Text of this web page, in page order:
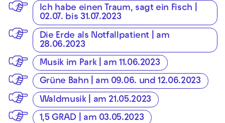
Ich habe einen Traum, sagt ein Fisch |
02.07. bis 31.07.2023
Die Erde als Notfallpatient | am
28.06.2023
Musik im Park | am 11.06.2023
Grüne Bahn | am 09.06. und 12.06.2023
Waldmusik | am 21.05.2023
1,5 GRAD | am 03.05.2023